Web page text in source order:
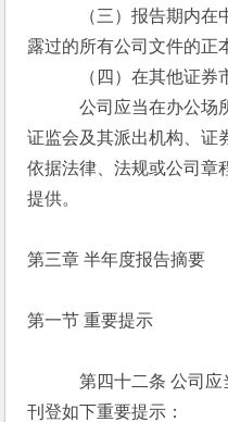
（三）报告期内在中
露过的所有公司文件的正
（四）在其他证券市
公司应当在办公场所
证监会及其派出机构、证
依据法律、法规或公司章
提供。
第三章 半年度报告摘要
第一节 重要提示
第四十二条 公司应当
刊登如下重要提示：